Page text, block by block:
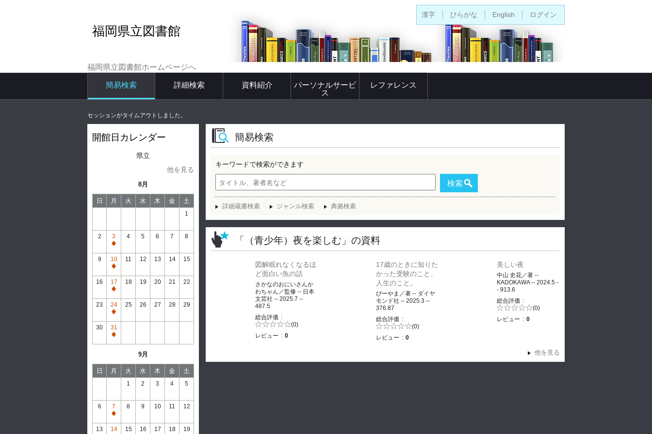
福岡県立図書館
福岡県立図書館ホームページへ
簡易検索 詳細検索 資料紹介
パーソナルサービ
ス
レファレンス
漢字 ひらがな English ログイン
セッションがタイムアウトしました。
開館日カレンダー
県立
他を見る
8月
日 月 火 水 木 金 土
1
2
3
通
常
休
館
4 5 6 7 8
9
10
通
常
休
館
11 12 13 14 15
16
17
通
常
休
館
18 19 20 21 22
23
24
通
常
休
館
25 26 27 28 29
30
31
通
館
9月
日 月 火 水 木 金 土
1 2 3 4 5
6
7
通
常
8 9 10 11 12
13 14 15 16 17 18 19
簡易検索
キーワードで検索ができます
検索
詳細蔵書検索 ジャンル検索 典拠検索
「（青少年）夜を楽しむ」の資料
図解眠れなくなるほ
ど面白い魚の話
さかなのおにいさんか
わちゃん／監修 -- 日本
文芸社 -- 2025.7 --
487.5
総合評価
5段階評価の (0)
レビュー
0
17歳のときに知りた
かった受験のこと、
人生のこと。
びーやま／著 -- ダイヤ
モンド社 -- 2025.3 --
376.87
総合評価
5段階評価の (0)
レビュー
0
美しい夜
中山 史花／著 --
KADOKAWA -- 2024.5 -
- 913.6
総合評価
5段階評価の (0)
レビュー
0
他を見る